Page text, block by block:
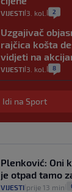
VIJESTI 3. kol. 2
Uzgajivač
rajčica košta
vidjeti na
VIJESTI 3. kol. 8
Selidba je
Evo aktualnih
VIJESTI 2. kol. 0
automobilom
koliko iz
VIJESTI 2. kol. 14
Idi na Sport
Plenković: Oni
je otpad tamo
VIJESTI prije 13 min